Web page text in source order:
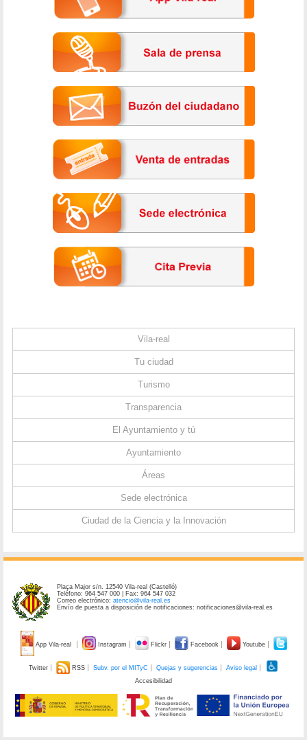
Vila-real
Tu ciudad
Turismo
Transparencia
El Ayuntamiento y tú
Ayuntamiento
Áreas
Sede electrónica
Ciudad de la Ciencia y la Innovación
Plaça Major s/n. 12540 Vila-real (Castelló)
Teléfono: 964 547 000 | Fax: 964 547 032
Correo electrónico:atencio@vila-real.es
Envío de puesta a disposición de notificaciones: notificaciones@vila-real.es
App Vila-real Instagram Flickr Facebook Youtube
Twitter RSS Subv. por el MITyC Quejas y sugerencias
Aviso legal
Accesibilidad